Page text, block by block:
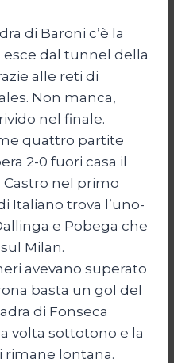
di Baroni c’è la
esce dal tunnel della
alle reti di
Non manca,
nel finale.
quattro partite
2-0 fuori casa il
Castro nel primo
Italiano trova l’uno-
e Pobega che
Milan.
avevano superato
basta un gol del
di Fonseca
volta sottotono e la
lontana.